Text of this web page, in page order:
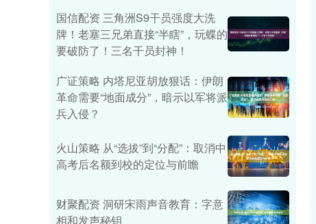
国信配资 三角洲S9干员强度大洗
牌！老塞三兄弟直接“半瞎”，玩蝶的
要破防了！三名干员封神！
广证策略 内塔尼亚胡放狠话：伊朗
革命需要“地面成分”，暗示以军将派
兵入侵？
火山策略 从“选拔”到“分配”：取消中
高考后名额到校的定位与前瞻
财聚配资 洞研宋雨声音教育：字意
相和发声秘钥